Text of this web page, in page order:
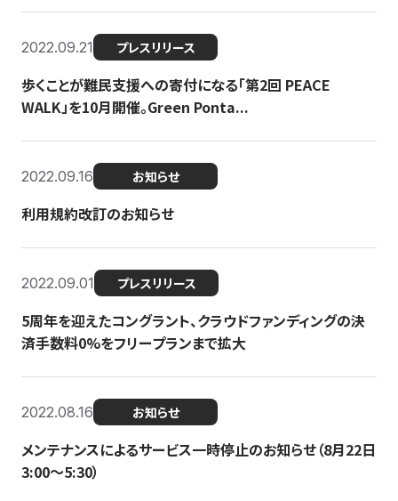
2022.09.21 プレスリリース
歩くことが難民支援への寄付になる「第2回 PEACE
WALK」を10月開催。Green Ponta...
2022.09.16 お知らせ
利用規約改訂のお知らせ
2022.09.01 プレスリリース
5周年を迎えたコングラント、クラウドファンディングの決
済手数料0%をフリープランまで拡大
2022.08.16 お知らせ
メンテナンスによるサービス一時停止のお知らせ（8月22日
3:00〜5:30）